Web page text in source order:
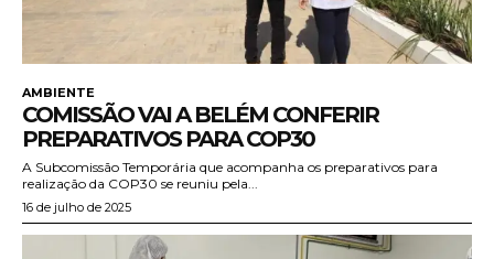
AMBIENTE
COMISSÃO VAI A BELÉM CONFERIR
PREPARATIVOS PARA COP30
A Subcomissão Temporária que acompanha os preparativos para
realização da COP30 se reuniu pela...
16 de julho de 2025